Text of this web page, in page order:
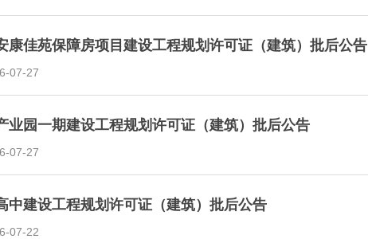
康佳苑保障房项目建设工程规划许可证（建筑）批后公告
07-27
业园一期建设工程规划许可证（建筑）批后公告
07-27
中建设工程规划许可证（建筑）批后公告
07-22